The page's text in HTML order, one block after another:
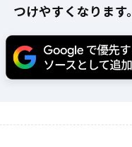
つけやすくなります。